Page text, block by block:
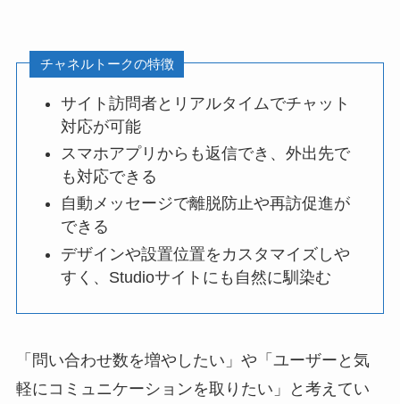
チャネルトークの特徴
サイト訪問者とリアルタイムでチャット
対応が可能
スマホアプリからも返信でき、外出先で
も対応できる
自動メッセージで離脱防止や再訪促進が
できる
デザインや設置位置をカスタマイズしや
すく、Studioサイトにも自然に馴染む
「問い合わせ数を増やしたい」や「ユーザーと気
軽にコミュニケーションを取りたい」と考えてい